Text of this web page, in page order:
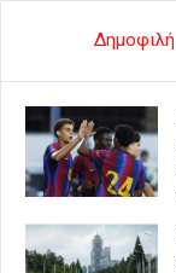
Δημοφιλή